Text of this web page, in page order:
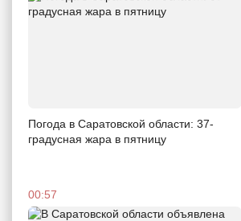
Погода в Саратовской области: 37-
градусная жара в пятницу
00:57